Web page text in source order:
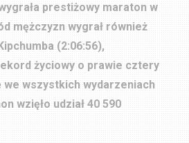
prestiżowy maraton w
mężczyzn wygrał również
(2:06:56),
życiowy o prawie cztery
we wszystkich wydarzeniach
wzięło udział 40 590